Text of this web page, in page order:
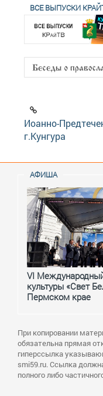
ВСЕ ВЫПУСКИ
Иоанно-
г.Кунгура
АФИША
VI
культуры «Свет
Пермском крае
При копировании
обязательна прямая
гиперссылка
smi59.ru. Ссылка
полного либо